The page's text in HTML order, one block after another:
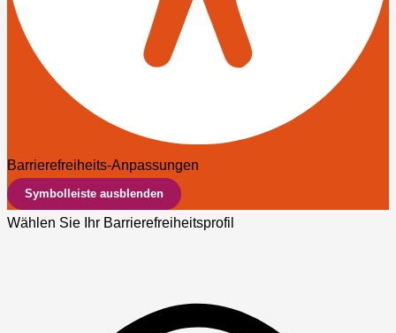
Barrierefreiheits-Anpassungen
Symbolleiste ausblenden
Wählen Sie Ihr Barrierefreiheitsprofil